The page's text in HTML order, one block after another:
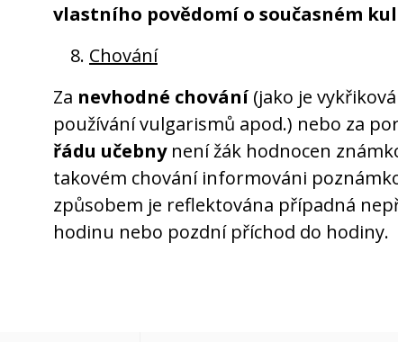
vlastního povědomí o současném
Chování
Za nevhodné chování(jako je
používání vulgarismů apod.) nebo za
řádu učebnynení žák hodnocen
takovém chování informováni
způsobem je reflektována případná
hodinu nebo pozdní příchod do hodiny.